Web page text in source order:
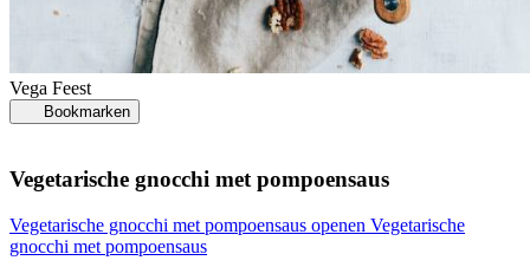
Vega Feest
Bookmarken
Vegetarische gnocchi met pompoensaus
Vegetarische gnocchi met pompoensaus openen Vegetarische
gnocchi met pompoensaus